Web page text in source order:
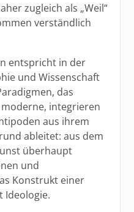
zugleich als „Weil“
verständlich
entspricht in der
und Wissenschaft
das
integrieren
aus ihrem
ableitet: aus dem
überhaupt
und
Konstrukt einer
Ideologie.